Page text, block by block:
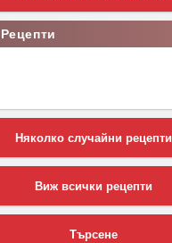
в Рецепти
Няколко случайни рецепти
Виж всички рецепти
Търсене